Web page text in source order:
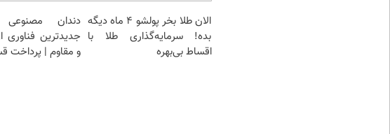
الان طلا بخر پولشو 4 ماه دیگه
بده! سرمایه‌گذاری طلا با
اقساط بی‌بهره
دندان مصنوعی
جدیدترین فناوری
و مقاوم | پرداخت